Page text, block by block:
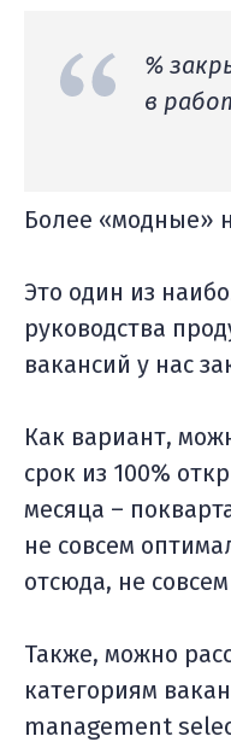
%
в
Более «модные»
Это один из
руководства
вакансий у нас
Как вариант,
срок из 100%
месяца –
не совсем
отсюда, не
Также, можно
категориям
management